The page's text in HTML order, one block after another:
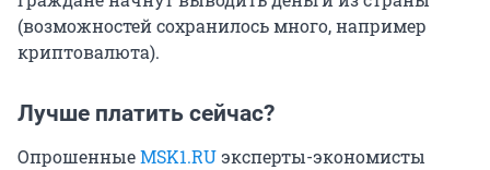
(возможностей сохранилось много, например
криптовалюта).
Лучше платить сейчас?
ОпрошенныеMSK1.RUэксперты-экономисты